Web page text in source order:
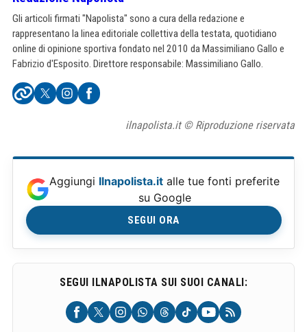
Gli articoli firmati "Napolista" sono a cura della redazione e
rappresentano la linea editoriale collettiva della testata, quotidiano
online di opinione sportiva fondato nel 2010 da Massimiliano Gallo e
Fabrizio d'Esposito. Direttore responsabile: Massimiliano Gallo.
ilnapolista.it © Riproduzione riservata
Aggiungi Ilnapolista.it alle tue fonti preferite
su Google
SEGUI ORA
SEGUI ILNAPOLISTA SUI SUOI CANALI: